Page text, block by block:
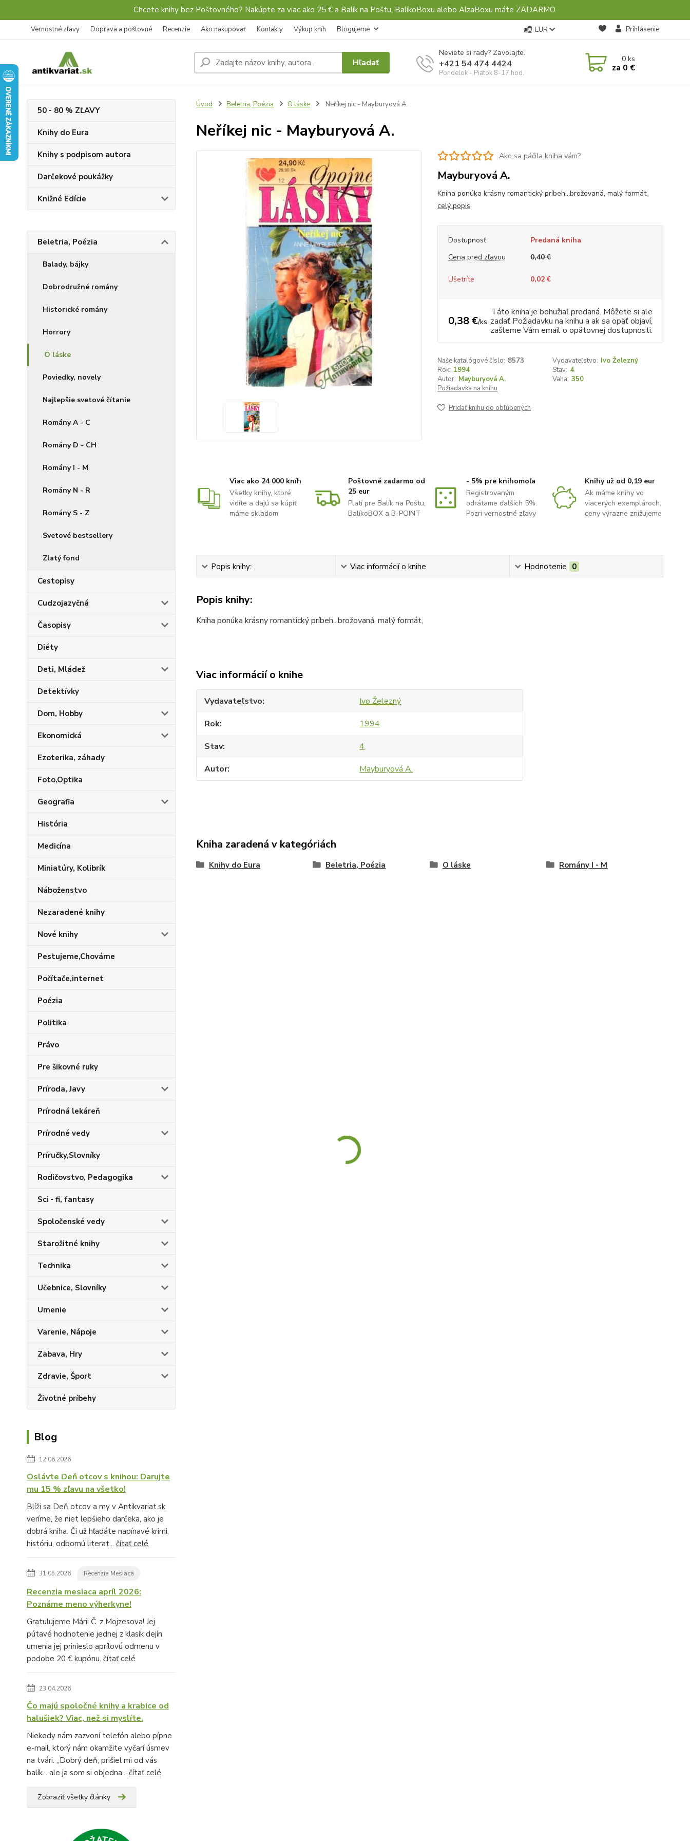
Chcete knihy bez Poštovného? Nakúpte za viac ako 25 € a Balík na Poštu, BalíkoBoxu alebo AlzaBoxu máte ZADARMO.
Vernostné zľavy Doprava a poštovné Recenzie Ako nakupovať Kontakty Výkup kníh Blogujeme EUR Prihlásenie
Hľadať
Neviete si rady? Zavolajte.
+421 54 474 4424
Pondelok - Piatok 8-17 hod.
0ks
za 0 €
50 - 80 % ZĽAVY
Knihy do Eura
Knihy s podpisom autora
Darčekové poukážky
Knižné Edície
Beletria, Poézia
Balady, bájky
Dobrodružné romány
Historické romány
Horrory
O láske
Poviedky, novely
Najlepšie svetové čítanie
Romány A - C
Romány D - CH
Romány I - M
Romány N - R
Romány S - Z
Svetové bestsellery
Zlatý fond
Cestopisy
Cudzojazyčná
Časopisy
Diéty
Deti, Mládež
Detektívky
Dom, Hobby
Ekonomická
Ezoterika, záhady
Foto,Optika
Geografia
História
Medicína
Miniatúry, Kolibrík
Náboženstvo
Nezaradené knihy
Nové knihy
Pestujeme,Chováme
Počítače,internet
Poézia
Politika
Právo
Pre šikovné ruky
Príroda, Javy
Prírodná lekáreň
Prírodné vedy
Príručky,Slovníky
Rodičovstvo, Pedagogika
Sci - fi, fantasy
Spoločenské vedy
Starožitné knihy
Technika
Učebnice, Slovníky
Umenie
Varenie, Nápoje
Zabava, Hry
Zdravie, Šport
Životné príbehy
Blog
12.06.2026
Oslávte Deň otcov s knihou: Darujte
mu 15 % zľavu na všetko!
Blíži sa Deň otcov a my v Antikvariat.sk
veríme, že niet lepšieho darčeka, ako je
dobrá kniha. Či už hľadáte napínavé krimi,
históriu, odbornú literat... čítať celé
31.05.2026 Recenzia Mesiaca
Recenzia mesiaca apríl 2026:
Poznáme meno výherkyne!
Gratulujeme Márii Č. z Mojzesova! Jej
pútavé hodnotenie jednej z klasík dejín
umenia jej prinieslo aprílovú odmenu v
podobe 20 € kupónu. čítať celé
23.04.2026
Čo majú spoločné knihy a krabice od
halušiek? Viac, než si myslíte.
Niekedy nám zazvoní telefón alebo pípne
e-mail, ktorý nám okamžite vyčarí úsmev
na tvári. „Dobrý deň, prišiel mi od vás
balík... ale ja som si objedna... čítať celé
Zobraziť všetky články
Úvod Beletria, Poézia O láske Neříkej nic - Mayburyová A.
Neříkej nic - Mayburyová A.
Ako sa páčila kniha vám?
Mayburyová A.
Kniha ponúka krásny romantický príbeh...brožovaná, malý formát,
celý popis
Dostupnosť
Predaná kniha
Cena pred zľavou
0,40 €
Ušetríte 0,02 €
0,38 €/ks
Táto kniha je bohužiaľ predaná. Môžete si ale
zadať Požiadavku na knihu a ak sa opäť objaví,
zašleme Vám email o opätovnej dostupnosti.
Naše katalógové číslo: 8573 Vydavateľstvo: Ivo Železný
Rok: 1994 Stav: 4
Autor: Mayburyová A. Vaha: 350
Požiadavka na knihu
Pridať knihu do obľúbených
Viac ako 24 000 kníh
Všetky knihy, ktoré
vidíte a dajú sa kúpiť
máme skladom
Poštovné zadarmo od
25 eur
Platí pre Balík na Poštu,
BalíkoBOX a B-POINT
- 5% pre knihomoľa
Registrovaným
odrátame ďalších 5%.
Pozri vernostné zľavy
Knihy už od 0,19 eur
Ak máme knihy vo
viacerých exemplároch,
ceny výrazne znižujeme
Popis knihy: Viac informácií o knihe Hodnotenie 0
Popis knihy:
Kniha ponúka krásny romantický príbeh...brožovaná, malý formát,
Viac informácií o knihe
Vydavateľstvo
Ivo Železný
Rok
1994
Stav
4
Autor
Mayburyová A.
Kniha zaradená v kategóriách
Knihy do Eura Beletria, Poézia O láske Romány I - M